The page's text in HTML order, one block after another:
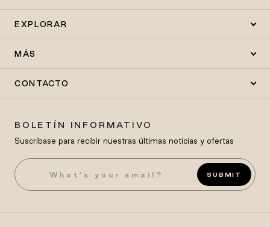
EXPLORAR
MÁS
CONTACTO
BOLETÍN INFORMATIVO
Suscríbase para recibir nuestras últimas noticias y ofertas
SUBMIT